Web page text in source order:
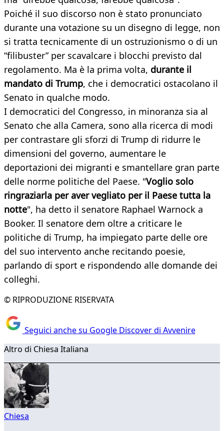
Poiché il suo discorso non è stato pronunciato
durante una votazione su un disegno di legge, non
si tratta tecnicamente di un ostruzionismo o di un
“filibuster” per scavalcare i blocchi previsto dal
regolamento. Ma è la prima volta, durante il
mandato di Trump, che i democratici ostacolano il
Senato in qualche modo.
I democratici del Congresso, in minoranza sia al
Senato che alla Camera, sono alla ricerca di modi
per contrastare gli sforzi di Trump di ridurre le
dimensioni del governo, aumentare le
deportazioni dei migranti e smantellare gran parte
delle norme politiche del Paese. "Voglio solo
ringraziarla per aver vegliato per il Paese tutta la
notte", ha detto il senatore Raphael Warnock a
Booker. Il senatore dem oltre a criticare le
politiche di Trump, ha impiegato parte delle ore
del suo intervento anche recitando poesie,
parlando di sport e rispondendo alle domande dei
colleghi.
© RIPRODUZIONE RISERVATA
Seguici anche su Google Discover di Avvenire
Altro di Chiesa Italiana
Chiesa